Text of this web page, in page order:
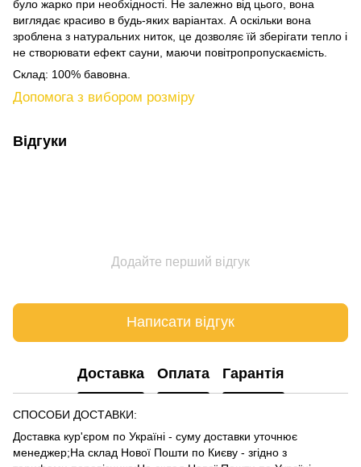
було жарко при необхідності. Не залежно від цього, вона
виглядає красиво в будь-яких варіантах. А оскільки вона
зроблена з натуральних ниток, це дозволяє їй зберігати тепло і
не створювати ефект сауни, маючи повітропропускаємість.
Склад: 100% бавовна.
Допомога з вибором розміру
Відгуки
Додайте перший відгук
Написати відгук
Доставка Оплата Гарантія
СПОСОБИ ДОСТАВКИ:
Доставка кур'єром по Україні - суму доставки уточнює
менеджер;На склад Нової Пошти по Києву - згідно з